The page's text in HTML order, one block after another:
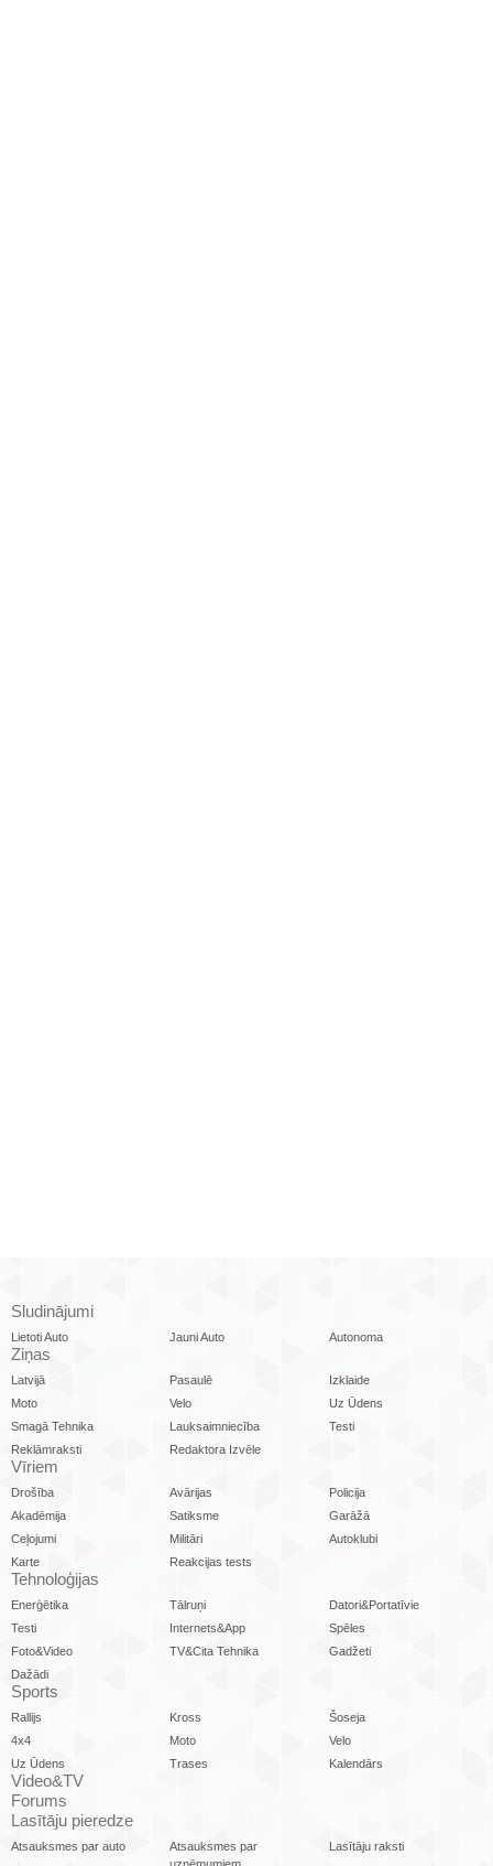
Sludinājumi
Lietoti Auto Jauni Auto Autonoma
Ziņas
Latvijā Pasaulē
Izklaide
Moto
Velo
Uz Ūdens
Smagā Tehnika
Lauksaimniecība
Testi
Reklāmraksti
Redaktora Izvēle
Vīriem
Drošība Avārijas
Policija
Akadēmija
Satiksme
Garāžā
Ceļojumi
Militāri
Autoklubi
Karte
Reakcijas tests
Tehnoloģijas
Enerģētika Tālruņi
Datori&Portatīvie
Testi
Internets&App
Spēles
Foto&Video
TV&Cita Tehnika
Gadžeti
Dažādi
Sports
Rallijs Kross
Šoseja
4x4
Moto
Velo
Uz Ūdens
Trases Kalendārs
Video&TV
Forums
Lasītāju pieredze
Atsauksmes par auto
Atsauksmes par
uzņēmumiem
Lasītāju raksti